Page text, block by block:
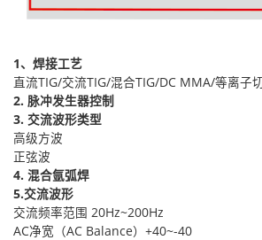
1、焊接工艺
直流TIG/交流TIG/混合TIG/DC MMA/等离子
2. 脉冲发生器控制
3. 交流波形类型
高级方波
正弦波
4. 混合氩弧焊
5.交流波形
交流频率范围 20Hz~200Hz
AC净宽（AC Balance）+40~-40